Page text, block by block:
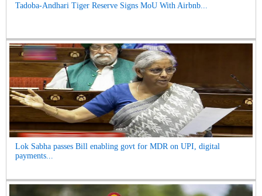
Tadoba-Andhari Tiger Reserve Signs MoU With Airbnb...
Lok Sabha passes Bill enabling govt for MDR on UPI, digital
payments...